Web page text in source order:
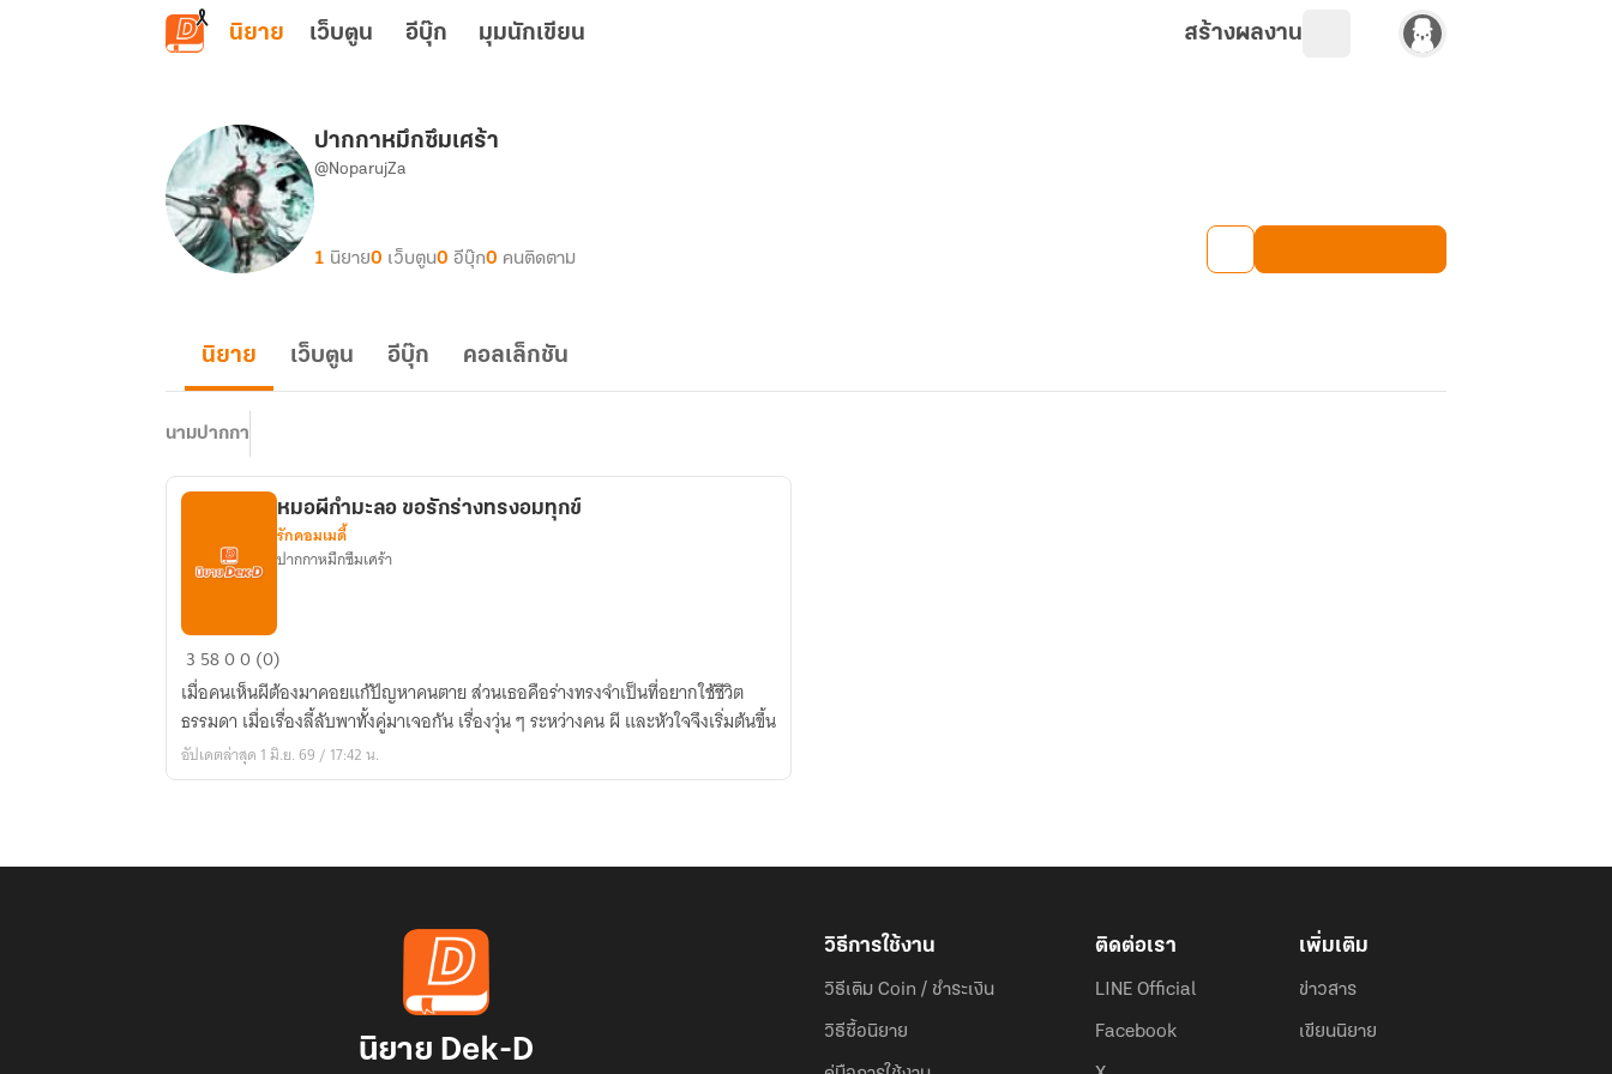
ข้ามไปยังเนื้อหาหลัก
นิยาย เว็บตูน อีบุ๊ก มุมนักเขียน สร้างผลงาน
ปากกาหมึกซึมเศร้า
@NoparujZa
1 นิยาย0 เว็บตูน0 อีบุ๊ก0 คนติดตาม
นิยาย เว็บตูน อีบุ๊ก คอลเล็กชัน
นามปากกา
หมอผี
กำมะลอ
ขอ
รัก
ร่าง
หมอผีกำมะลอ ขอรักร่างทรงอมทุกข์
รักคอมเมดี้
ปากกาหมึกซึมเศร้า
3 5800 (0)
เมื่อคนเห็นผีต้องมาคอยแก้ปัญหาคนตาย ส่วนเธอคือร่างทรงจำเป็นที่อยากใช้ชีวิต
ธรรมดา เมื่อเรื่องลี้ลับพาทั้งคู่มาเจอกัน เรื่องวุ่น ๆ ระหว่างคน ผี และหัวใจจึงเริ่มต้นขึ้น
อัปเดตล่าสุด 1 มิ.ย. 69 / 17:42 น.
นิยาย Dek-D
วิธีการใช้งาน
วิธีเติม Coin / ชำระเงิน
วิธีซื้อนิยาย
ติดต่อเรา
LINE Official
Facebook
เพิ่มเติม
ข่าวสาร
เขียนนิยาย